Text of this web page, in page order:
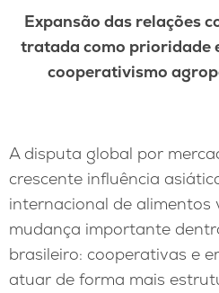
Expansão das relações
tratada como prioridade
cooperativismo
A disputa global por
crescente influência
internacional de alimentos
mudança importante
brasileiro: cooperativas e
atuar de forma mais